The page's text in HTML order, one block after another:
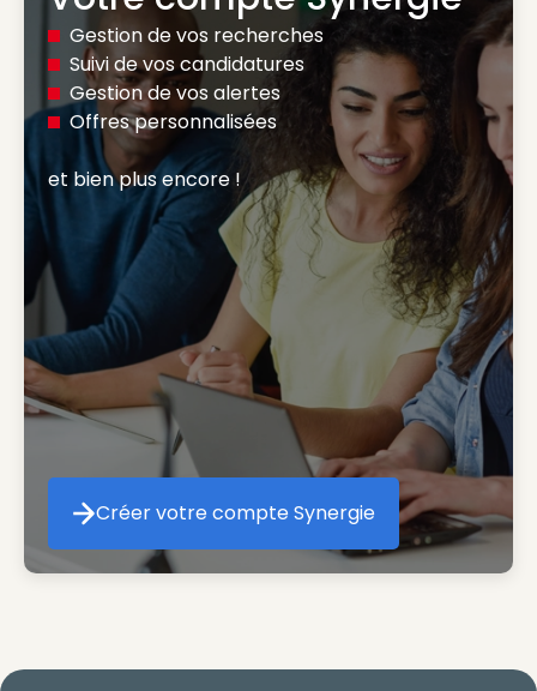
Gestion de vos recherches
Suivi de vos candidatures
Gestion de vos alertes
Offres personnalisées
et bien plus encore !
Créer votre compte Synergie
Créer votre compte Synergie